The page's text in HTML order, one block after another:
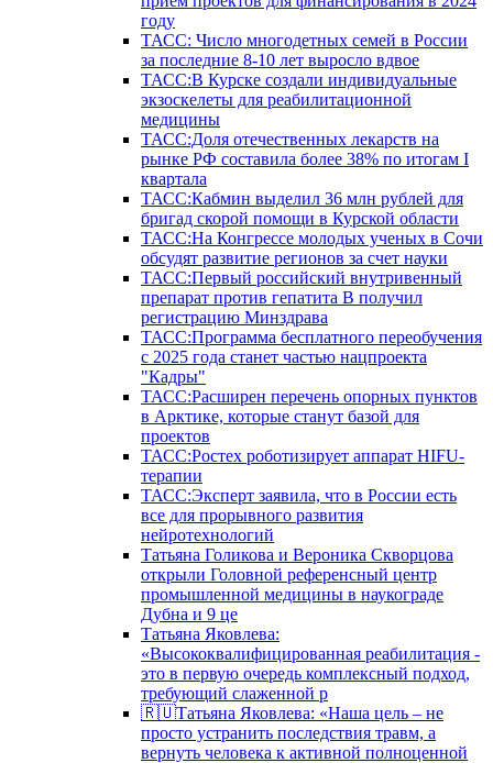
году
ТАСС: Число многодетных семей в России
за последние 8-10 лет выросло вдвое
ТАСС:В Курске создали индивидуальные
экзоскелеты для реабилитационной
медицины
ТАСС:Доля отечественных лекарств на
рынке РФ составила более 38% по итогам I
квартала
ТАСС:Кабмин выделил 36 млн рублей для
бригад скорой помощи в Курской области
ТАСС:На Конгрессе молодых ученых в Сочи
обсудят развитие регионов за счет науки
ТАСС:Первый российский внутривенный
препарат против гепатита В получил
регистрацию Минздрава
ТАСС:Программа бесплатного переобучения
с 2025 года станет частью нацпроекта
"Кадры"
ТАСС:Расширен перечень опорных пунктов
в Арктике, которые станут базой для
проектов
ТАСС:Ростех роботизирует аппарат HIFU-
терапии
ТАСС:Эксперт заявила, что в России есть
все для прорывного развития
нейротехнологий
Татьяна Голикова и Вероника Скворцова
открыли Головной референсный центр
промышленной медицины в наукограде
Дубна и 9 це
Татьяна Яковлева:
«Высококвалифицированная реабилитация -
это в первую очередь комплексный подход,
требующий слаженной р
🇷🇺Татьяна Яковлева: «Наша цель – не
просто устранить последствия травм, а
вернуть человека к активной полноценной